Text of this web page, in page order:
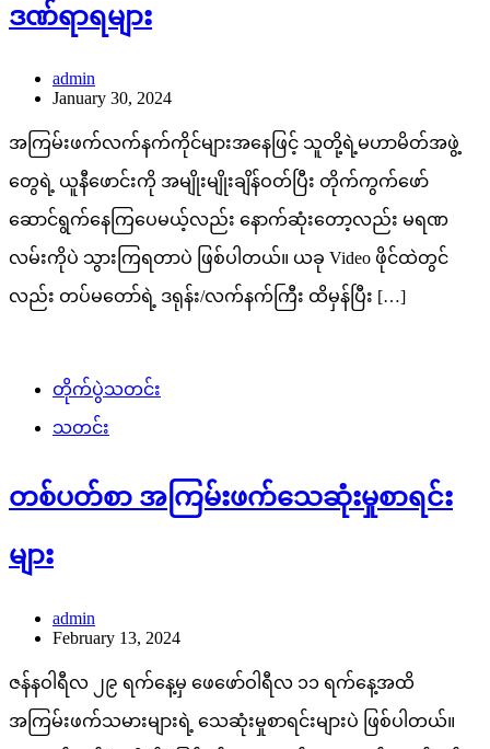
ဒဏ်ရာရများ
admin
January 30, 2024
အကြမ်းဖက်လက်နက်ကိုင်များအနေဖြင့် သူတို့ရဲ့မဟာမိတ်အဖွဲ့
တွေရဲ့ ယူနီဖောင်းကို အမျိုးမျိုးချိန်ဝတ်ပြီး တိုက်ကွက်ဖော်
ဆောင်ရွက်နေကြပေမယ့်လည်း နောက်ဆုံးတော့လည်း မရဏ
လမ်းကိုပဲ သွားကြရတာပဲ ဖြစ်ပါတယ်။ ယခု Video ဖိုင်ထဲတွင်
လည်း တပ်မတော်ရဲ့ ဒရုန်း/လက်နက်ကြီး ထိမှန်ပြီး […]
တိုက်ပွဲသတင်း
သတင်း
တစ်ပတ်စာ အကြမ်းဖက်သေဆုံးမှုစာရင်း
များ
admin
February 13, 2024
ဇန်နဝါရီလ ၂၉ ရက်နေ့မှ ဖေဖော်ဝါရီလ ၁၁ ရက်နေ့အထိ
အကြမ်းဖက်သမားများရဲ့ သေဆုံးမှုစာရင်းများပဲ ဖြစ်ပါတယ်။